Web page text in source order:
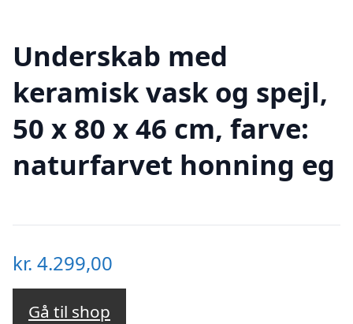
Underskab med
keramisk vask og spejl,
50 x 80 x 46 cm, farve:
naturfarvet honning eg
kr. 4.299,00
Gå til shop